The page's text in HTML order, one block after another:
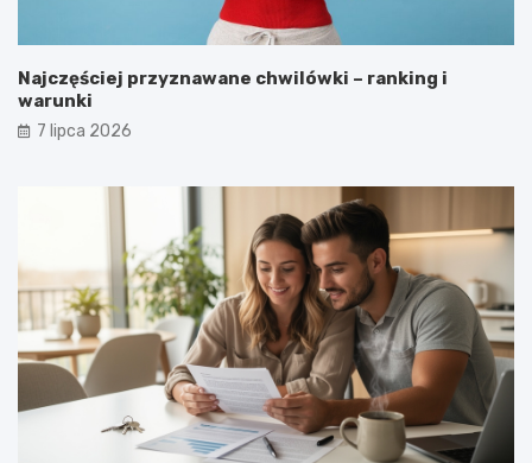
Najczęściej przyznawane chwilówki – ranking i
warunki
7 lipca 2026